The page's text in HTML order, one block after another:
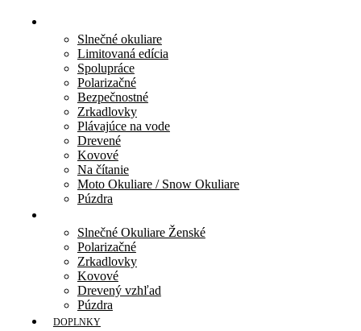
Slnečné okuliare
Limitovaná edícia
Spolupráce
Polarizačné
Bezpečnostné
Zrkadlovky
Plávajúce na vode
Drevené
Kovové
Na čítanie
Moto Okuliare / Snow Okuliare
Púzdra
Slnečné Okuliare Ženské
Polarizačné
Zrkadlovky
Kovové
Drevený vzhľad
Púzdra
DOPLNKY